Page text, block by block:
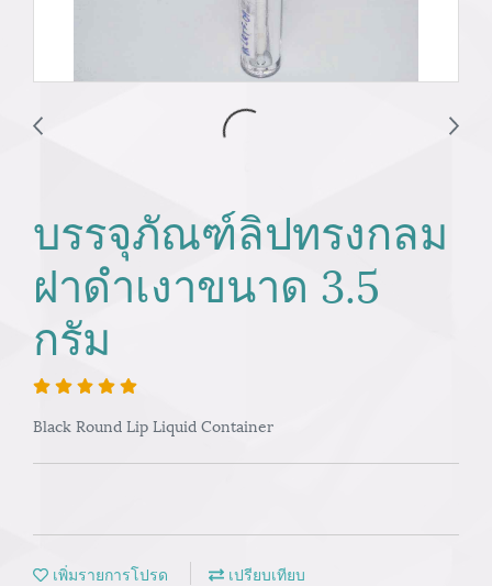
บรรจุภัณฑ์ลิปทรงกลม
ฝาดำเงาขนาด 3.5
กรัม
Black Round Lip Liquid Container
เพิ่มรายการโปรด เปรียบเทียบ